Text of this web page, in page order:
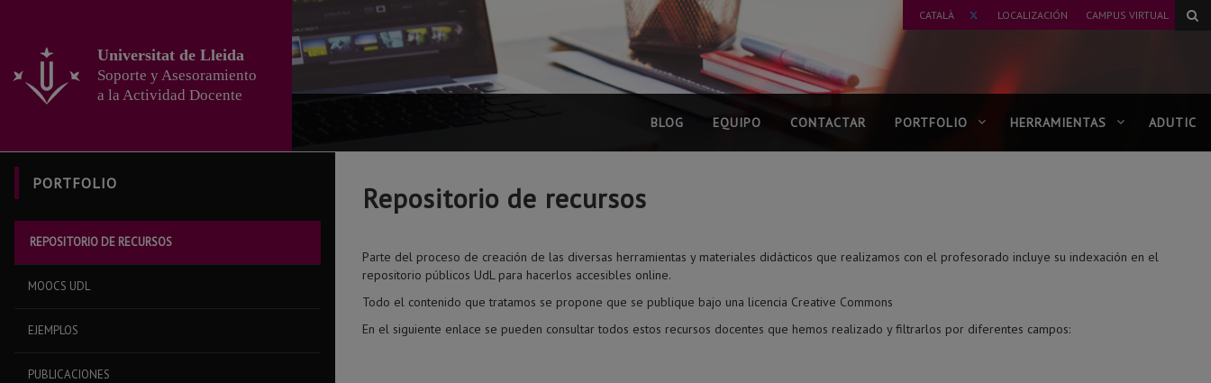
contenido
principal
de
TWITTER
LOCALIZACIÓN CAMPUS VIRTUAL
CATALÀ
Universitat de Lleida
Soporte y Asesoramiento
a la Actividad Docente
BLOG EQUIPO CONTACTAR PORTFOLIO HERRAMIENTAS ADUTIC
PORTFOLIO
REPOSITORIO DE RECURSOS
MOOCS UDL
EJEMPLOS
PUBLICACIONES
Repositorio de recursos
Parte del proceso de creación de las diversas herramientas y materiales didácticos que realizamos con el profesorado incluye su indexación en el
repositorio públicos UdL para hacerlos accesibles online.
Todo el contenido que tratamos se propone que se publique bajo una licencia Creative Commons
En el siguiente enlace se pueden consultar todos estos recursos docentes que hemos realizado y filtrarlos por diferentes campos: